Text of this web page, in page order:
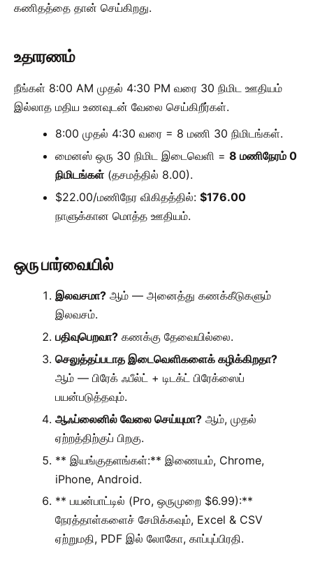
கணிதத்தை தான் செய்கிறது.
உதாரணம்
நீங்கள் 8:00 AM முதல் 4:30 PM வரை 30 நிமிட ஊதியம்
இல்லாத மதிய உணவுடன் வேலை செய்கிறீர்கள்.
8:00 முதல் 4:30 வரை = 8 மணி 30 நிமிடங்கள்.
மைனஸ் ஒரு 30 நிமிட இடைவெளி =8 மணிநேரம் 0
நிமிடங்கள் (தசமத்தில் 8.00).
$22.00/மணிநேர விகிதத்தில்:$176.00
நாளுக்கான மொத்த ஊதியம்.
ஒரு பார்வையில்
இலவசமா? ஆம் — அனைத்து கணக்கீடுகளும்
இலவசம்.
பதிவுபெறவா? கணக்கு தேவையில்லை.
செலுத்தப்படாத இடைவெளிகளைக் கழிக்கிறதா?
ஆம் — பிரேக் ஃபீல்ட் + டிடக்ட் பிரேக்ஸைப்
பயன்படுத்தவும்.
ஆஃப்லைனில் வேலை செய்யுமா? ஆம், முதல்
ஏற்றத்திற்குப் பிறகு.
** இயங்குதளங்கள்:** இணையம், Chrome,
iPhone, Android.
** பயன்பாட்டில் (Pro, ஒருமுறை $6.99):**
நேரத்தாள்களைச் சேமிக்கவும், Excel & CSV
ஏற்றுமதி, PDF இல் லோகோ, காப்புப்பிரதி.